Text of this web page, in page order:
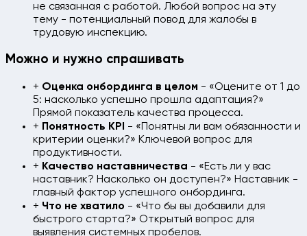
не связанная с работой. Любой вопрос на эту
тему - потенциальный повод для жалобы в
трудовую инспекцию.
Можно и нужно спрашивать
+ Оценка онбординга в целом - «Оцените от 1 до
5: насколько успешно прошла адаптация?»
Прямой показатель качества процесса.
+ Понятность KPI
- «Понятны ли вам обязанности и
критерии оценки?» Ключевой вопрос для
продуктивности.
+ Качество наставничества - «Есть ли у вас
наставник? Насколько он доступен?» Наставник -
главный фактор успешного онбординга.
+ Что не хватило - «Что бы вы добавили для
быстрого старта?» Открытый вопрос для
выявления системных пробелов.